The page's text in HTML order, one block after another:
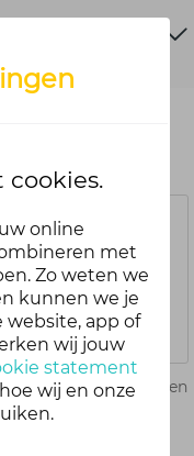
tot 08.00 uur
op alle onderdelen
app en webshop.
online
met
Zo weten we
kunnen we je
website, app of
wij jouw
statement
wij en onze